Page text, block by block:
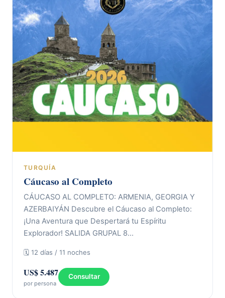
TURQUÍA
Cáucaso al Completo
CÁUCASO AL COMPLETO: ARMENIA, GEORGIA Y
AZERBAIYÁN Descubre el Cáucaso al Completo:
¡Una Aventura que Despertará tu Espíritu
Explorador! SALIDA GRUPAL 8…
🗓 12 días / 11 noches
US$ 5.487
por persona
Consultar